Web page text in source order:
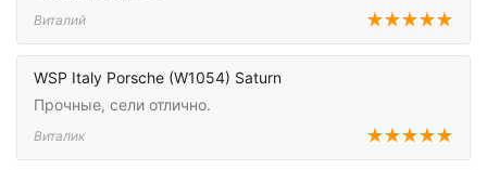
Виталий
WSP Italy Porsche (W1054) Saturn
Прочные, сели отлично.
Виталик